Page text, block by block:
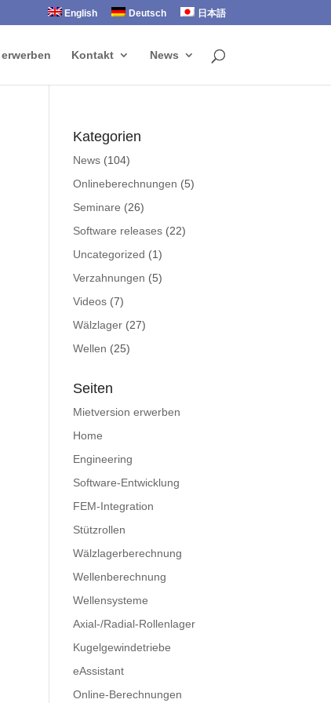
English Deutsch 日本語
Kontakt News
Kategorien
News (104)
Onlineberechnungen (5)
Seminare (26)
Software releases (22)
Uncategorized (1)
Verzahnungen (5)
Videos (7)
Wälzlager (27)
Wellen (25)
Seiten
Mietversion erwerben
Home
Engineering
Software-Entwicklung
FEM-Integration
Stützrollen
Wälzlagerberechnung
Wellenberechnung
Wellensysteme
Axial-/Radial-Rollenlager
Kugelgewindetriebe
eAssistant
Online-Berechnungen